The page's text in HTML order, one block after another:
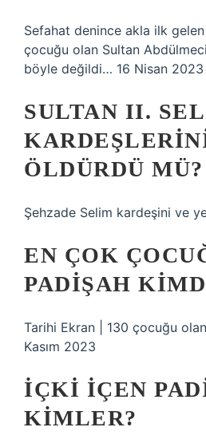
Sefahat denince akla ilk
çocuğu olan Sultan
böyle değildi… 16 Nisan 2023
SULTAN II.
ÖLDÜRDÜ MÜ?
Şehzade Selim kardeşini ve
EN ÇOK
PADIŞAH
Tarihi Ekran | 130 çocuğu
Kasım 2023
İÇKI IÇEN
KIMLER?